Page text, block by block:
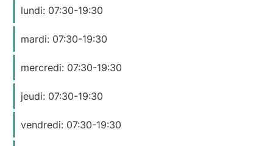
lundi: 07:30-19:30
mardi: 07:30-19:30
mercredi: 07:30-19:30
jeudi: 07:30-19:30
vendredi: 07:30-19:30